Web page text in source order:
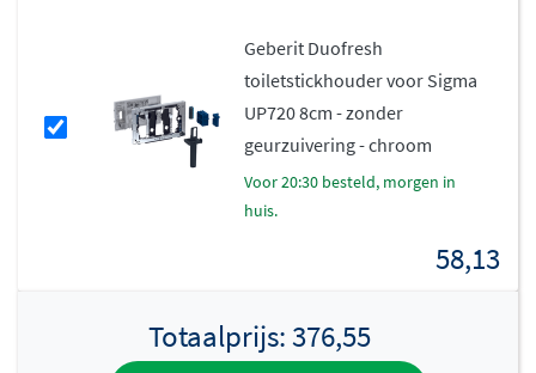
Eenvoudige installatie en
betrouwbare kwaliteit
Deze bedieningsplaat van kunststof is speciaal
ontworpen voor Geberit Sigma inbouwreservoirs en
probleemloze installatie
standaard inbouwframes. Geberit staat bekend om zijn
jarenlang zorgeloos kunt genieten van je toilet.
Geberit Duofresh
toiletstickhouder voor Sigma
UP720 8cm - zonder
geurzuivering - chroom
voor 20:30 besteld, morgen in
huis.
58,13
Totaalprijs:376,55